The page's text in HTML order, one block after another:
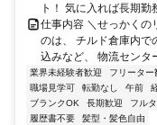
ト！ 気に入れば長期勤
仕事内容 ＼せっかくの
のは、 チルド倉庫内で
込みなど、 物流センタ
業界未経験者歓迎 フリーター
職場見学可
転勤なし 午前
ブランクOK
長期歓迎 フル
履歴書不要
髪型・髪色自由